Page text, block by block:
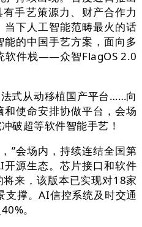
手艺策源力、财产合作力
下人工智能范畴最火的话
的中国手艺方案，面向多
软件栈——众智FlagOS 2.0
从动移植国产平台……向
使命安排协做平台，会场
破超等软件智能手艺！
会场内，持续连结全国第
源生态。芯片接口和软件
来，该版本已实现对18家
撑。AI信控系统及时交通
。